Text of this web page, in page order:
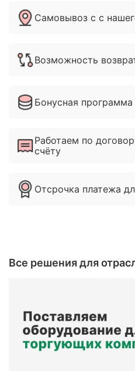
Самовывоз с с
Возможность
Бонусная программа
Работаем по
счёту
Отсрочка платежа
Все решения для